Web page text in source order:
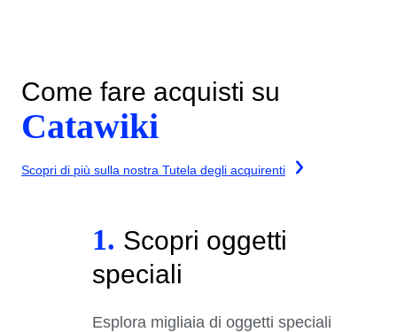
Come fare acquisti su
Catawiki
Scopri di più sulla nostra Tutela degli acquirenti
1. Scopri oggetti
speciali
Esplora migliaia di oggetti speciali